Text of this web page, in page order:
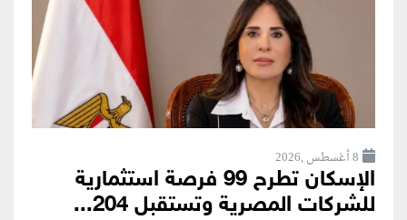
8 أغسطس ,2026
الإسكان تطرح 99 فرصة استثمارية
للشركات المصرية وتستقبل 204...